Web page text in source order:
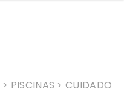
> PISCINAS > CUIDADO